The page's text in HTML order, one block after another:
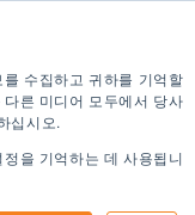
수집하고 귀하를 기억할
른 미디어 모두에서 당사
십시오.
을 기억하는 데 사용됩니